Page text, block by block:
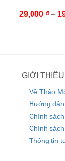
29,000 ₫–
GIỚI
Về Thảo
Hướng
Chính
Chính
Thông tin